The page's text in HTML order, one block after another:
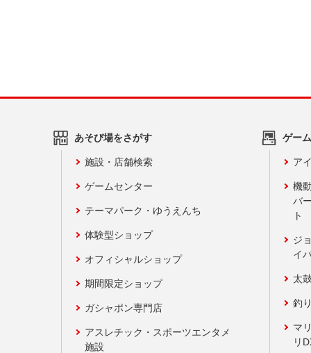
あそび場をさがす
施設・店舗検索
ゲームセンター
テーマパーク・ゆうえんち
体験型ショップ
オフィシャルショップ
期間限定ショップ
ガシャポン専門店
アスレチック・スポーツエンタメ
施設
ゲー
ア
機
バ
ト
ジ
イ
太
釣
マ
リ